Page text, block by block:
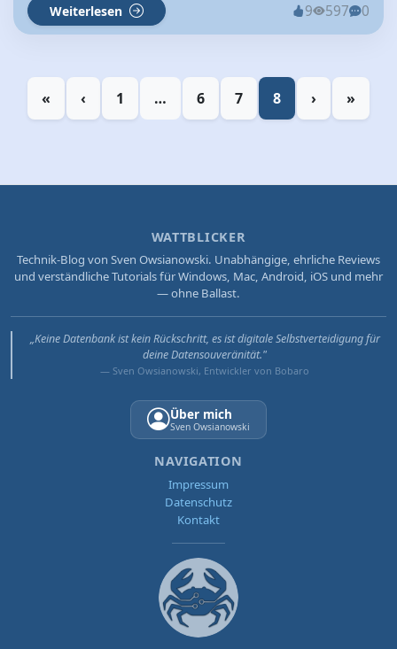
Weiterlesen 9 597 0
« ‹ 1 … 6 7 8 › »
WATTBLICKER
Technik-Blog von Sven Owsianowski. Unabhängige, ehrliche Reviews
und verständliche Tutorials für Windows, Mac, Android, iOS und mehr
— ohne Ballast.
„Keine Datenbank ist kein Rückschritt, es ist digitale Selbstverteidigung für
deine Datensouveränität."
— Sven Owsianowski, Entwickler von Bobaro
Über mich
Sven Owsianowski
NAVIGATION
Impressum
Datenschutz
Kontakt